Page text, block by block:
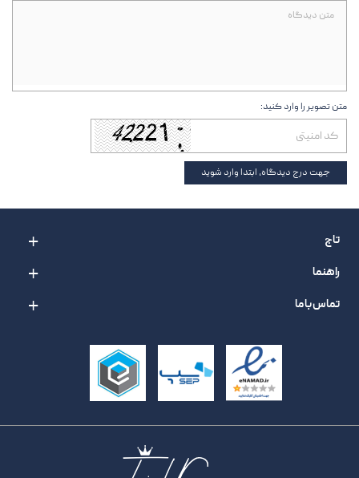
متن تصویر را وارد کنید:
جهت درج دیدگاه، ابتدا وارد شوید
تاج
راهنما
تماس با ما